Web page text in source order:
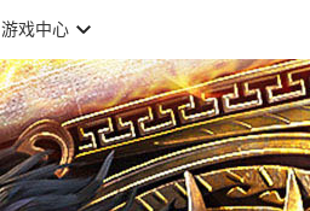
游戏中心